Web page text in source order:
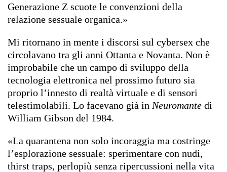
Generazione Z scuote le convenzioni della
relazione sessuale organica.»
Mi ritornano in mente i discorsi sul cybersex che
circolavano tra gli anni Ottanta e Novanta. Non è
improbabile che un campo di sviluppo della
tecnologia elettronica nel prossimo futuro sia
proprio l’innesto di realtà virtuale e di sensori
telestimolabili. Lo facevano già in Neuromante di
William Gibson del 1984.
«La quarantena non solo incoraggia ma costringe
l’esplorazione sessuale: sperimentare con nudi,
thirst traps, perlopiù senza ripercussioni nella vita